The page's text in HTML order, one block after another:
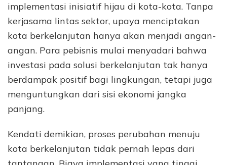
implementasi inisiatif hijau di kota-kota. Tanpa
kerjasama lintas sektor, upaya menciptakan
kota berkelanjutan hanya akan menjadi angan-
angan. Para pebisnis mulai menyadari bahwa
investasi pada solusi berkelanjutan tak hanya
berdampak positif bagi lingkungan, tetapi juga
menguntungkan dari sisi ekonomi jangka
panjang.
Kendati demikian, proses perubahan menuju
kota berkelanjutan tidak pernah lepas dari